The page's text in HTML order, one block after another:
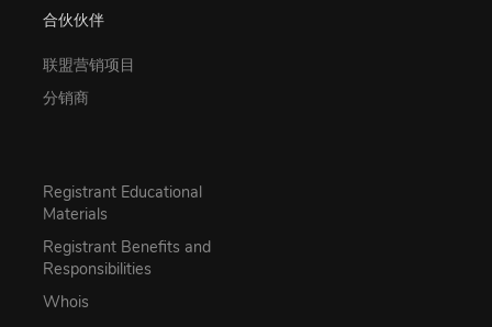
合伙伙伴
联盟营销项目
分销商
Registrant Educational
Materials
Registrant Benefits and
Responsibilities
Whois